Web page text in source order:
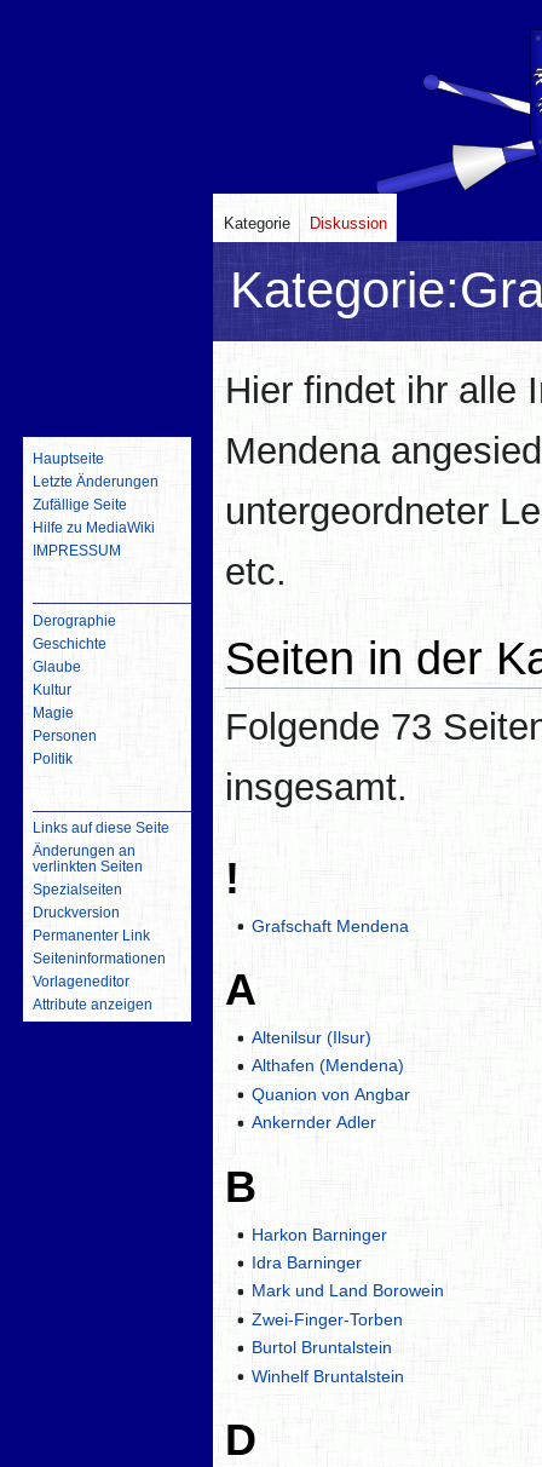
Kategorie:
Zur
Navigation
Zur
Suche
Hier findet ihr alle
Mendena
untergeordneter
etc.
Seiten in der
Folgende 73
insgesamt.
!
Grafschaft Mendena
A
Altenilsur (Ilsur)
Althafen (Mendena)
Quanion von Angbar
Ankernder Adler
B
Harkon Barninger
Idra Barninger
Mark und Land Borowein
Zwei-Finger-Torben
Burtol Bruntalstein
Winhelf Bruntalstein
D
Kategorie Diskussion
Hauptseite
Letzte Änderungen
Zufällige Seite
Hilfe zu MediaWiki
IMPRESSUM
Derographie
Geschichte
Glaube
Kultur
Magie
Personen
Politik
Links auf diese Seite
Änderungen an
verlinkten Seiten
Spezialseiten
Druckversion
Permanenter Link
Seiten­­informationen
Vorlageneditor
Attribute anzeigen